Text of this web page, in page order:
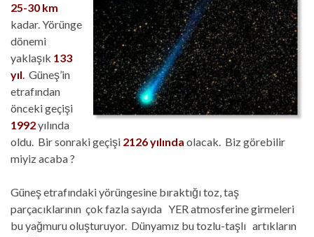
25-30 km
kadar. Yörünge
dönemi
yaklaşık 133
yıl. Güneş’in
etrafından
önceki geçişi
1992yılında
oldu. Bir sonraki geçişi 2126 yılında olacak. Biz görebilir
miyiz acaba ?
Güneş etrafındaki yörüngesine bıraktığı toz, taş
parçacıklarının çok fazla sayıda YER atmosferine girmeleri
bu yağmuru oluşturuyor. Dünyamız bu tozlu-taşlı artıkların